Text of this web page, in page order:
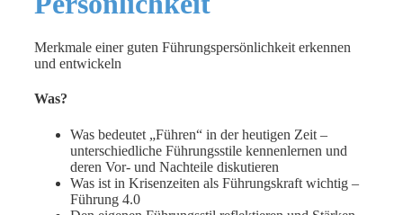
Merkmale einer guten Führungspersönlichkeit erkennen
und entwickeln
Was?
Was bedeutet „Führen“ in der heutigen Zeit –
unterschiedliche Führungsstile kennenlernen und
deren Vor- und Nachteile diskutieren
Was ist in Krisenzeiten als Führungskraft wichtig –
Führung 4.0